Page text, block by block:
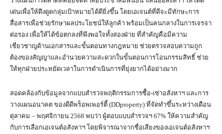
เด่นเพื่อให้ดึงดูดกลุ่มเป้าหมายได้ดียิ่งขึ้น โดยเอเจนต์ที่ดีจะมีทักษะการ
สื่อสารเพื่อช่วยรักษาผลประโยชน์ให้ลูกค้า พร้อมเป็นคนกลางในการเจรจา
ต่อรอง เพื่อให้ได้ข้อตกลงที่พึงพอใจทั้งสองฝ่าย ที่สำคัญคือมีความ
เชี่ยวชาญด้านเอกสารและขั้นตอนทางกฎหมาย ช่วยตรวจสอบความถูก
ต้องของสัญญาและอำนวยความสะดวกในขั้นตอนการโอนกรรมสิทธิ์ ช่วย
ให้ทุกฝ่ายประหยัดเวลาในการดำเนินการที่ยุ่งยากได้อย่างมาก
สอดคล้องกับข้อมูลจากแบบสำรวจพฤติกรรมการซื้อ-เช่าอสังหาฯ และการ
วางแผนอนาคต ของดีดีพร็อพเพอร์ตี้ (DDproperty) ที่จัดทำขึ้นระหว่างเดือน
ตุลาคม – พฤศจิกายน 2568 พบว่า ผู้ตอบแบบสำรวจฯ 67% ให้ความสำคัญ
กับการเลือกเอเจนต์อสังหาฯ โดยพิจารณาจากชื่อเสียงของเอเจนต์อสังหาฯ